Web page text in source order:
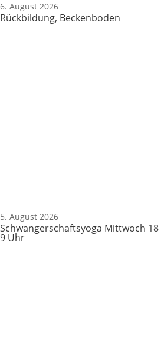
6. August 2026
Rückbildung, Beckenboden
5. August 2026
Schwangerschaftsyoga Mittwoch
9 Uhr